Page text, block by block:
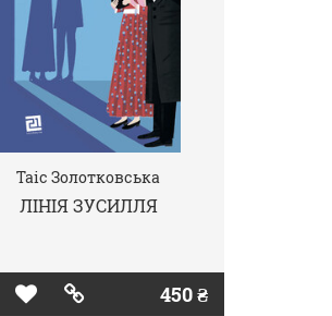
Таіс Золотковська
ЛІНІЯ ЗУСИЛЛЯ
450 ₴